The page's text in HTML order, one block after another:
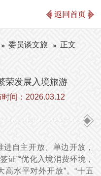
返回首页
委员谈文旅 正文
荣发展入境旅游
时间：2026.03.12
自主开放、单边开放，
证”“优化入境消费环境，
高水平对外开放”。“十五